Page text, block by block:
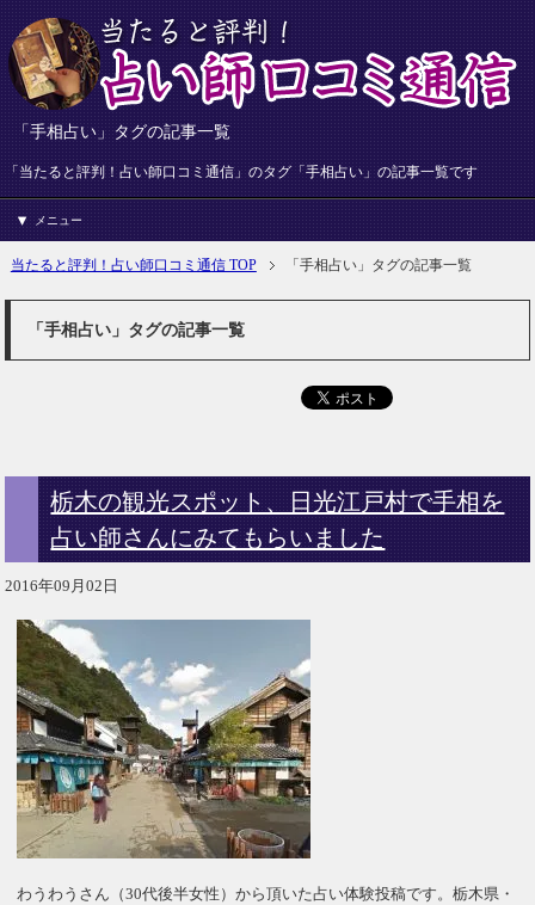
「手相占い」タグの記事一覧
「当たると評判！占い師口コミ通信」のタグ「手相占い」の記事一覧です
メニュー
当たると評判！占い師口コミ通信 TOP 「手相占い」タグの記事一覧
「手相占い」タグの記事一覧
栃木の観光スポット、日光江戸村で手相を
占い師さんにみてもらいました
2016年09月02日
わうわうさん（30代後半女性）から頂いた占い体験投稿です。栃木県・